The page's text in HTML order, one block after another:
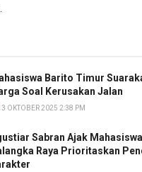
Barito Timur
Soal Kerusakan Jalan
OKTOBER 2025 2:38 PM
Sabran Ajak
Raya Prioritaskan